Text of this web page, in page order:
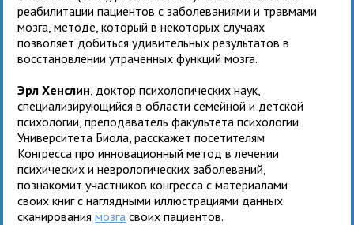
реабилитации пациентов с заболеваниями и травмами
мозга, методе, который в некоторых случаях
позволяет добиться удивительных результатов в
восстановлении утраченных функций мозга.
Эрл Хенслин , доктор психологических наук,
специализирующийся в области семейной и детской
психологии, преподаватель факультета психологии
Университета Биола, расскажет посетителям
Конгресса про инновационный метод в лечении
психических и неврологических заболеваний,
познакомит участников конгресса с материалами
своих книг с наглядными иллюстрациями данных
сканированиямозга своих пациентов.